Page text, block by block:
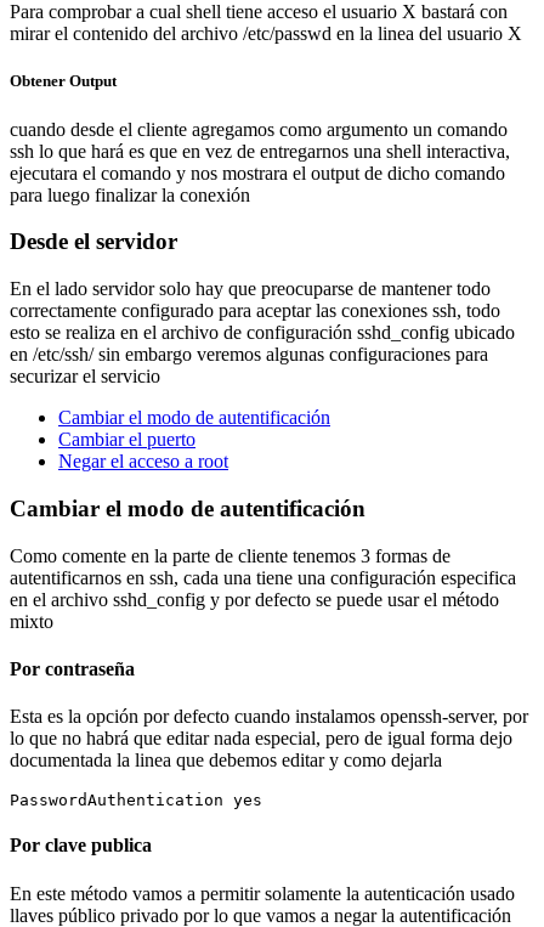
Para comprobar a cual shell tiene acceso el usuario X bastará con
mirar el contenido del archivo /etc/passwd en la linea del usuario X
Obtener Output
cuando desde el cliente agregamos como argumento un comando
ssh lo que hará es que en vez de entregarnos una shell interactiva,
ejecutara el comando y nos mostrara el output de dicho comando
para luego finalizar la conexión
Desde el servidor
En el lado servidor solo hay que preocuparse de mantener todo
correctamente configurado para aceptar las conexiones ssh, todo
esto se realiza en el archivo de configuración sshd_config ubicado
en /etc/ssh/ sin embargo veremos algunas configuraciones para
securizar el servicio
Cambiar el modo de autentificación
Cambiar el puerto
Negar el acceso a root
Cambiar el modo de autentificación
Como comente en la parte de cliente tenemos 3 formas de
autentificarnos en ssh, cada una tiene una configuración especifica
en el archivo sshd_config y por defecto se puede usar el método
mixto
Por contraseña
Esta es la opción por defecto cuando instalamos openssh-server, por
lo que no habrá que editar nada especial, pero de igual forma dejo
documentada la linea que debemos editar y como dejarla
PasswordAuthentication yes
Por clave publica
En este método vamos a permitir solamente la autenticación usado
llaves público privado por lo que vamos a negar la autentificación